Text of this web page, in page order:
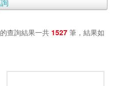
的查詢結果一共 1527筆，結果如